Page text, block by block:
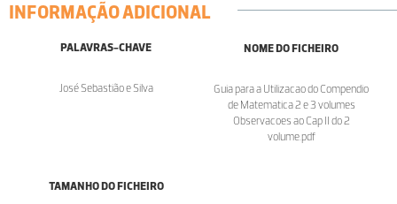
INFORMAÇÃO ADICIONAL
PALAVRAS-CHAVE
José Sebastião e Silva
NOME DO FICHEIRO
Guia para a Utilizacao do Compendio
de Matematica 2 e 3 volumes
Observacoes ao Cap II do 2
volume.pdf
TAMANHO DO FICHEIRO